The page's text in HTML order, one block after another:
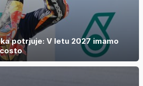
potrjuje: V letu 2027 imamo